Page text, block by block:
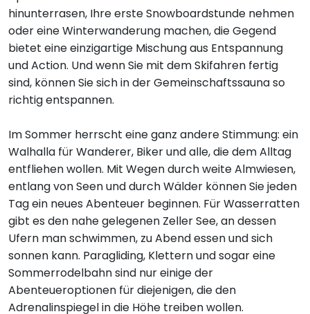
hinunterrasen, Ihre erste Snowboardstunde nehmen
oder eine Winterwanderung machen, die Gegend
bietet eine einzigartige Mischung aus Entspannung
und Action. Und wenn Sie mit dem Skifahren fertig
sind, können Sie sich in der Gemeinschaftssauna so
richtig entspannen.
Im Sommer herrscht eine ganz andere Stimmung: ein
Walhalla für Wanderer, Biker und alle, die dem Alltag
entfliehen wollen. Mit Wegen durch weite Almwiesen,
entlang von Seen und durch Wälder können Sie jeden
Tag ein neues Abenteuer beginnen. Für Wasserratten
gibt es den nahe gelegenen Zeller See, an dessen
Ufern man schwimmen, zu Abend essen und sich
sonnen kann. Paragliding, Klettern und sogar eine
Sommerrodelbahn sind nur einige der
Abenteueroptionen für diejenigen, die den
Adrenalinspiegel in die Höhe treiben wollen.